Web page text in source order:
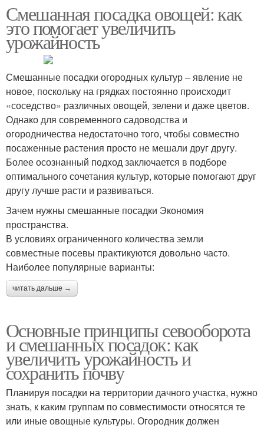
Смешанная посадка овощей: как
это помогает увеличить
урожайность
Смешанные посадки огородных культур – явление не
новое, поскольку на грядках постоянно происходит
«соседство» различных овощей, зелени и даже цветов.
Однако для современного садоводства и
огородничества недостаточно того, чтобы совместно
посаженные растения просто не мешали друг другу.
Более осознанный подход заключается в подборе
оптимального сочетания культур, которые помогают друг
другу лучше расти и развиваться.
Зачем нужны смешанные посадки Экономия
пространства.
В условиях ограниченного количества земли
совместные посевы практикуются довольно часто.
Наиболее популярные варианты:
читать дальше →
Основные принципы севооборота
и смешанных посадок: как
увеличить урожайность и
сохранить почву
Планируя посадки на территории дачного участка, нужно
знать, к каким группам по совместимости относятся те
или иные овощные культуры. Огородник должен